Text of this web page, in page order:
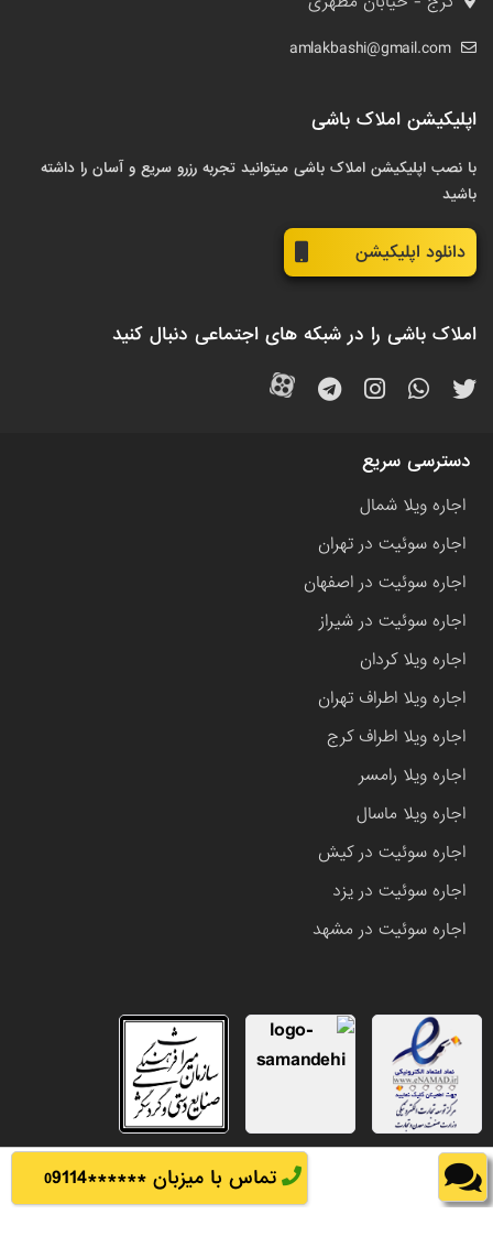
تماس با میزبان ****** 09114
amlakbashi@gmail.com
اپلیکیشن املاک باشی
با نصب اپلیکیشن املاک باشی میتوانید تجربه رزرو سریع و آسان را داشته
باشید
دانلود اپلیکیشن
املاک باشی را در شبکه های اجتماعی دنبال کنید
دسترسی سریع
اجاره ویلا شمال
اجاره سوئیت در تهران
اجاره سوئیت در اصفهان
اجاره سوئیت در شیراز
اجاره ویلا کردان
اجاره ویلا اطراف تهران
اجاره ویلا اطراف کرج
اجاره ویلا رامسر
اجاره ویلا ماسال
اجاره سوئیت در کیش
اجاره سوئیت در یزد
اجاره سوئیت در مشهد
تمامی حقوق این وب سایت متعلق به املاک باشی می باشد.